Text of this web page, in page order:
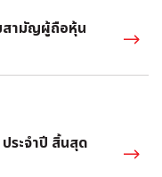
สามัญผู้ถือหุ้น
ระจำปี สิ้นสุด